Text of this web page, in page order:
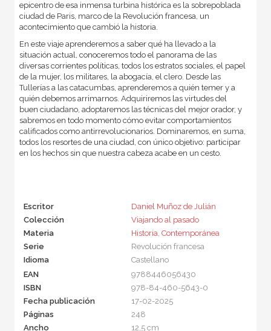
epicentro de esa inmensa turbina histórica es la sobrepoblada
ciudad de Paris, marco de la Revolución francesa, un
acontecimiento que cambió la historia.
En este viaje aprenderemos a saber qué ha llevado a la
situación actual, conoceremos todo el panorama de las
diversas corrientes políticas, todos los estratos sociales, el papel
de la mujer, los militares, la abogacía, el clero. Desde las
Tullerías a las catacumbas, aprenderemos a quién temer y a
quién debemos arrimarnos. Adquiriremos las virtudes del
buen ciudadano, adoptaremos las técnicas del mejor orador, y
sabremos en todo momento cómo evitar comportamientos
calificados como antirrevolucionarios. Dominaremos, en suma,
todos los resortes de una ciudad, con único objetivo: participar
en los hechos sin que nuestra cabeza acabe en un cesto.
Escritor
Daniel Muñoz de Julián
Colección
Viajando al pasado
Materia
Historia, Contemporánea
Serie
Revolución francesa
Idioma
Castellano
EAN
9788446056430
ISBN
978-84-460-5643-0
Fecha publicación
17-02-2025
Páginas
248
Ancho
12,5 cm